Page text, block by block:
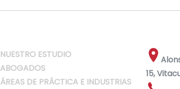
NUESTRO ESTUDIO
ABOGADOS
ÁREAS DE PRÁCTICA E INDUSTRIAS
15,